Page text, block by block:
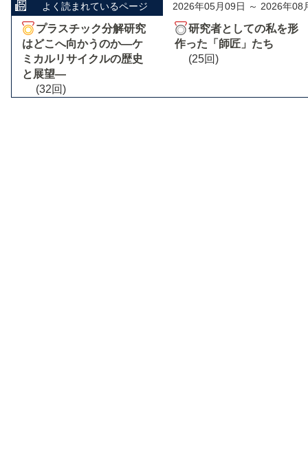
よく読まれているページ 2026年05月09日 ～ 2026年08
プラスチック分解研究
はどこへ向かうのか―ケ
ミカルリサイクルの歴史
と展望―
(32回)
研究者としての私を形
作った「師匠」たち
(25回)